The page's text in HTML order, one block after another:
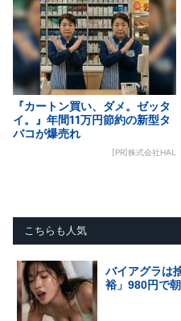
『カートン買い、ダメ。ゼッタ
イ。』年間11万円節約の新型タ
バコが爆売れ
[PR]株式会社HAL
こちらも人気
バイアグラは
裕」980円で